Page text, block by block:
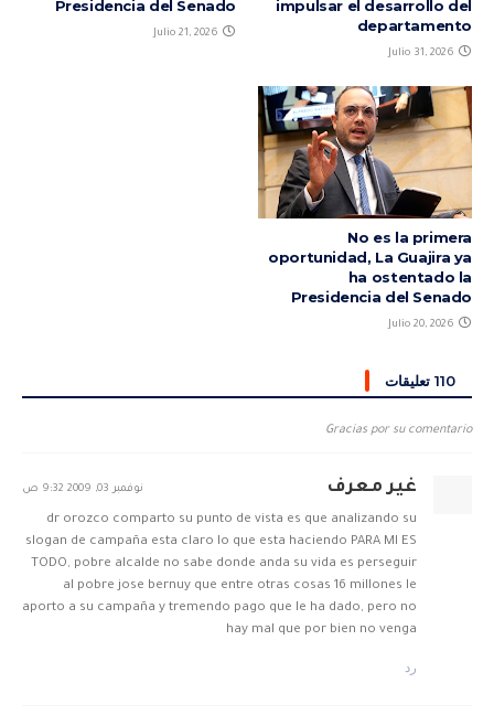
impulsar el desarrollo del
departamento
Julio 31, 2026
Presidencia del Senado
Julio 21, 2026
No es la primera
oportunidad, La Guajira ya
ha ostentado la
Presidencia del Senado
Julio 20, 2026
110 تعليقات
Gracias por su comentario
غير معرف نوفمبر 03, 2009 9:32 ص
dr orozco comparto su punto de vista es que analizando su
slogan de campaña esta claro lo que esta haciendo PARA MI ES
TODO, pobre alcalde no sabe donde anda su vida es perseguir
al pobre jose bernuy que entre otras cosas 16 millones le
aporto a su campaña y tremendo pago que le ha dado, pero no
hay mal que por bien no venga
رد